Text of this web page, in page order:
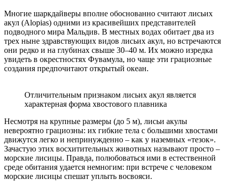
Многие шаркдайверы вполне обоснованно считают лисьих
акул (Alopias) одними из красивейших представителей
подводного мира Мальдив. В местных водах обитает два из
трех ныне здравствующих видов лисьих акул, но встречаются
они редко и на глубинах свыше 30–40 м. Их можно изредка
увидеть в окрестностях Фувамула, но чаще эти грациозные
создания предпочитают открытый океан.
Отличительным признаком лисьих акул является
характерная форма хвостового плавника
Несмотря на крупные размеры (до 5 м), лисьи акулы
невероятно грациозны: их гибкие тела с большими хвостами
движутся легко и непринужденно – как у наземных «тезок».
Зачастую этих восхитительных животных называют просто –
морские лисицы. Правда, полюбоваться ими в естественной
среде обитания удается немногим: при встрече с человеком
морские лисицы спешат уплыть восвояси.